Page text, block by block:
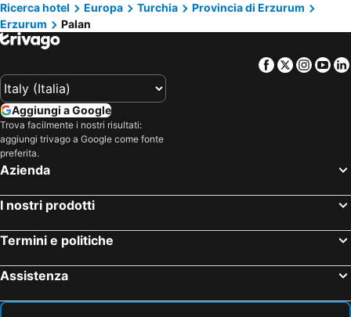
Ricerca hotel
Europa Turchia
Provincia di Erzurum
Erzurum
Palan
Facebook
Twitter
Aggiungi a Google
Trova facilmente i nostri risultati:
aggiungi trivago a Google come fonte
preferita.
Azienda
I nostri prodotti
Termini e politiche
Assistenza